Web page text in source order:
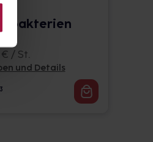
D
€ / St.
und Details